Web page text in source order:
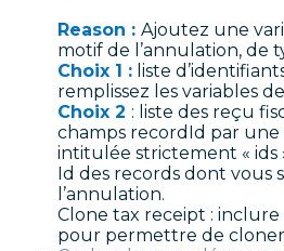
Reason :Ajoutez une
motif de l’annulation, de
Choix 1 : liste
remplissez les variables
Choix 2 : liste des reçu
champs recordId par
intitulée strictement « ids
Id des records dont vous
l’annulation.
Clone tax receipt :
pour permettre de